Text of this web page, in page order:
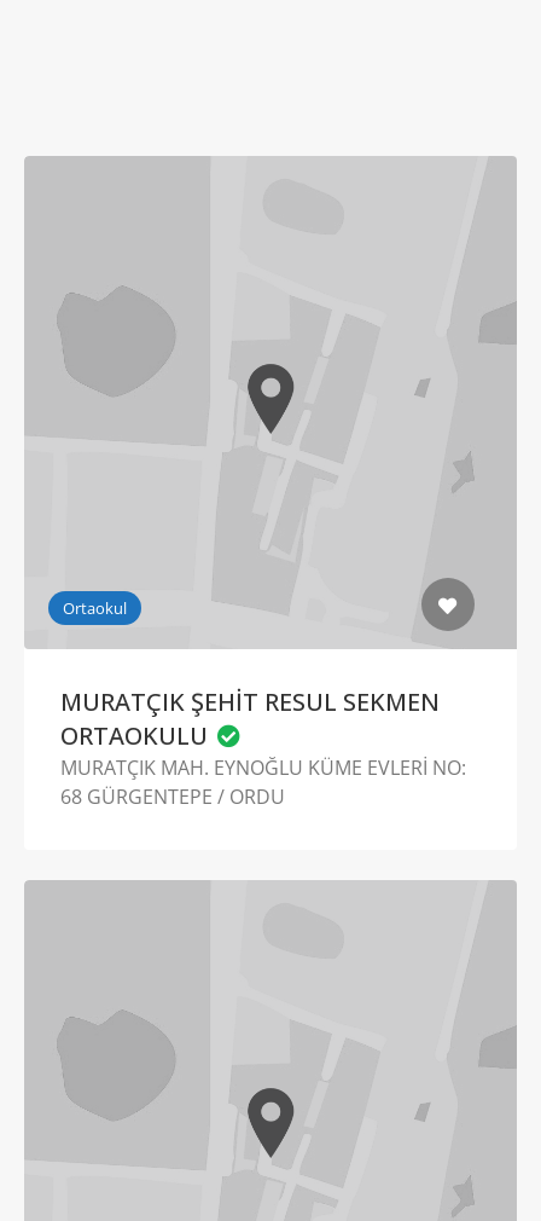
Ortaokul
MURATÇIK ŞEHİT RESUL SEKMEN
ORTAOKULU
MURATÇIK MAH. EYNOĞLU KÜME EVLERİ NO:
68 GÜRGENTEPE / ORDU